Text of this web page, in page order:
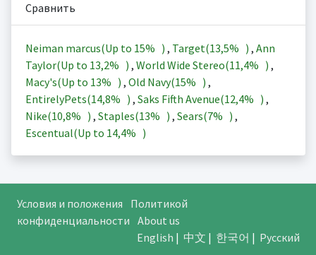
Сравнить
Neiman marcus(Up to 15% ) , Target(13,5% ) , Ann
Taylor(Up to 13,2% ) , World Wide Stereo(11,4% ) ,
Macy's(Up to 13% ) , Old Navy(15% ) ,
EntirelyPets(14,8% ) , Saks Fifth Avenue(12,4% ) ,
Nike(10,8% ) , Staples(13% ) , Sears(7% ) ,
Escentual(Up to 14,4% )
Условия и положения
Политикой
конфиденциальности About us
English | 中文 | 한국어 | Русский